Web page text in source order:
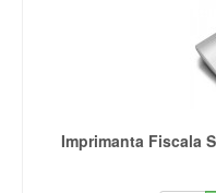
Imprimanta Fiscala